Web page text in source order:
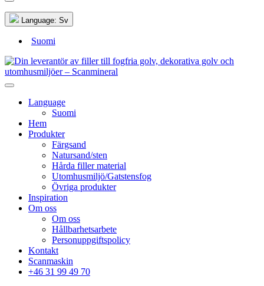
Language: Sv
Suomi
Language
Suomi
Hem
Produkter
Färgsand
Natursand/sten
Hårda filler material
Utomhusmiljö/Gatstensfog
Övriga produkter
Inspiration
Om oss
Om oss
Hållbarhetsarbete
Personuppgiftspolicy
Kontakt
Scanmaskin
+46 31 99 49 70